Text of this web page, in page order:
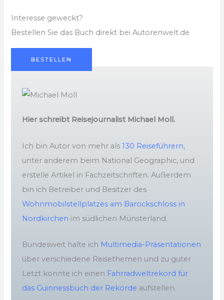
Interesse geweckt?
Bestellen Sie das Buch direkt bei Autorenwelt.de
BESTELLEN
Hier schreibt Reisejournalist Michael Moll.
Ich bin Autor von mehr als130 Reiseführern,
unter anderem beim National Geographic, und
erstelle Artikel in Fachzeitschriften. Außerdem
bin ich Betreiber und Besitzer des
Wohnmobilstellplatzes am Barockschloss in
Nordkirchen im südlichen Münsterland.
Bundesweit halte ich Multimedia-Präsentationen
über verschiedene Reisethemen und zu guter
Letzt konnte ich einen Fahrradweltrekord für
das Guinnessbuch der Rekorde aufstellen.